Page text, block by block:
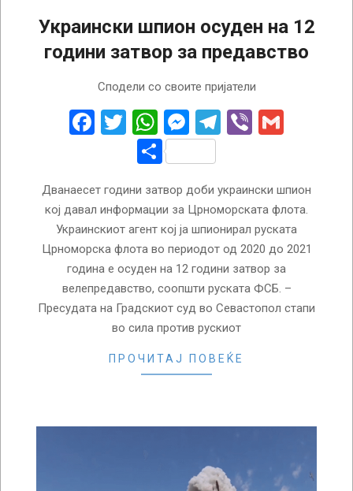
Украински шпион осуден на 12
години затвор за предавство
Сподели со своите пријатели
Facebook
Twitter
WhatsApp
Messenger
Telegram
Viber
Share
Дванаесет години затвор доби украински шпион
кој давал информации за Црноморската флота.
Украинскиот агент кој ја шпионирал руската
Црноморска флота во периодот од 2020 до 2021
година е осуден на 12 години затвор за
велепредавство, соопшти руската ФСБ. –
Пресудата на Градскиот суд во Севастопол стапи
во сила против рускиот
ПРОЧИТАЈ ПОВЕЌЕ